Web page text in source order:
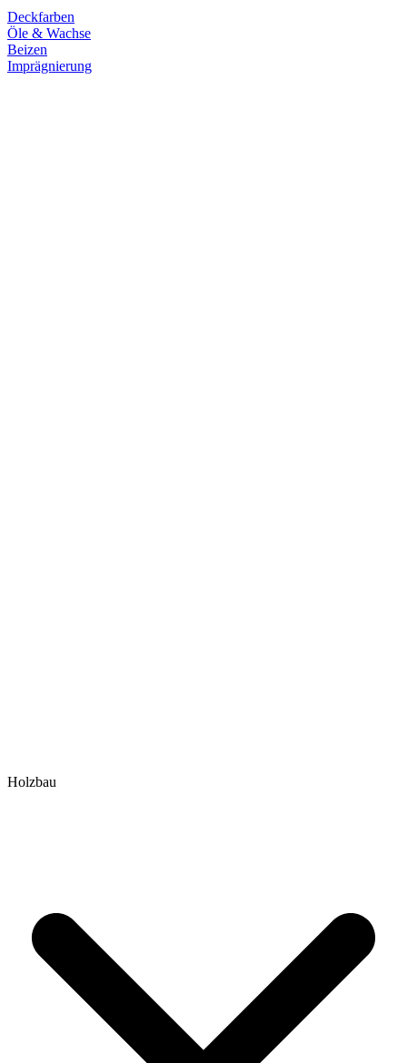
Deckfarben
Öle & Wachse
Beizen
Imprägnierung
Holzbau